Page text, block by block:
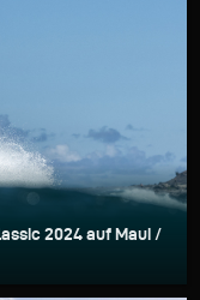
2024 auf Maui /